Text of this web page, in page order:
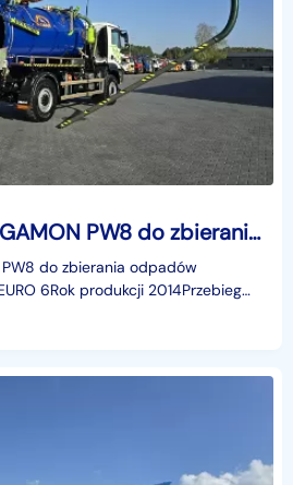
MAN 4x4 WUKO GAMON PW8 do zbierania odpadów płynnych separatorów EURO6 WUKO asenizacyjny separator beczka odpady czyszczenie kanaliza
6Rok produkcji 2014Przebieg
watc